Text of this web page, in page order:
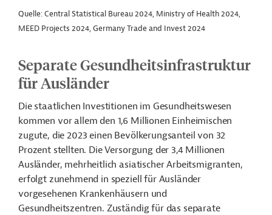
Quelle: Central Statistical Bureau 2024, Ministry of Health 2024,
MEED Projects 2024, Germany Trade and Invest 2024
Separate Gesundheitsinfrastruktur
für Ausländer
Die staatlichen Investitionen im Gesundheitswesen
kommen vor allem den 1,6 Millionen Einheimischen
zugute, die 2023 einen Bevölkerungsanteil von 32
Prozent stellten. Die Versorgung der 3,4 Millionen
Ausländer, mehrheitlich asiatischer Arbeitsmigranten,
erfolgt zunehmend in speziell für Ausländer
vorgesehenen Krankenhäusern und
Gesundheitszentren. Zuständig für das separate